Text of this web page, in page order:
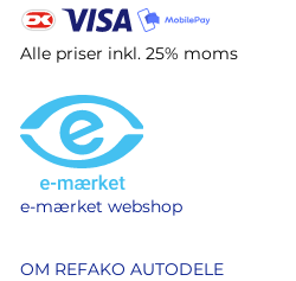
Alle priser inkl. 25% moms
e-mærket webshop
OM REFAKO AUTODELE